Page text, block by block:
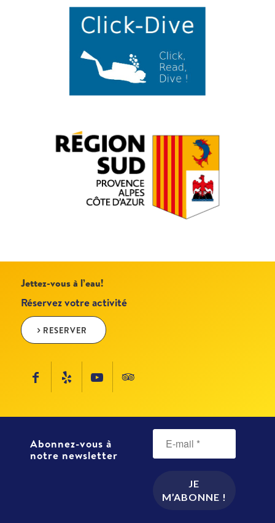
Jettez-vous à l’eau!
Réservez votre activité
RESERVER
Abonnez-vous à
notre newsletter